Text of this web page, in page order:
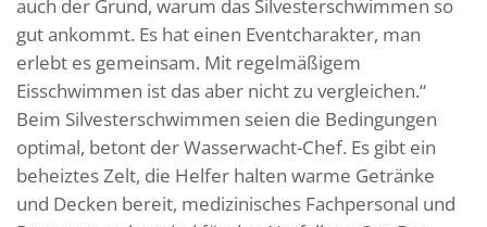
auch der Grund, warum das Silvesterschwimmen so
gut ankommt. Es hat einen Eventcharakter, man
erlebt es gemeinsam. Mit regelmäßigem
Eisschwimmen ist das aber nicht zu vergleichen.“
Beim Silvesterschwimmen seien die Bedingungen
optimal, betont der Wasserwacht-Chef. Es gibt ein
beheiztes Zelt, die Helfer halten warme Getränke
und Decken bereit, medizinisches Fachpersonal und